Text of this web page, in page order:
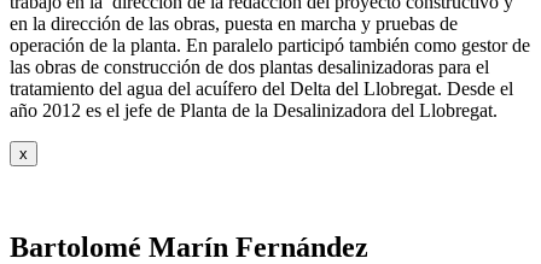
en la dirección de las obras, puesta en marcha y pruebas de
operación de la planta. En paralelo participó también como gestor de
las obras de construcción de dos plantas desalinizadoras para el
tratamiento del agua del acuífero del Delta del Llobregat. Desde el
año 2012 es el jefe de Planta de la Desalinizadora del Llobregat.
x
Bartolomé Marín Fernández